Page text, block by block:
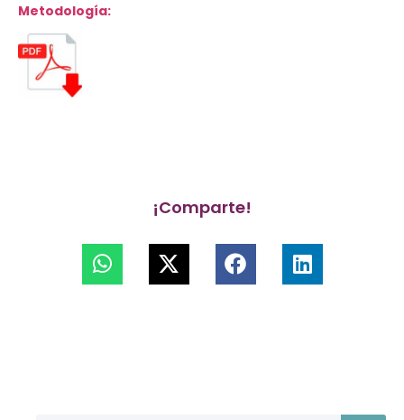
Metodología:
¡Comparte!